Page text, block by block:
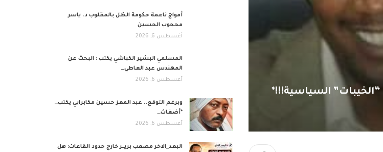
السياسية!!!*
أمواج ناعمة حكومة الظل بالمقلوب د. ياسر
محجوب الحسين
أغسطس 6, 2026
المسلمي البشير الكباشي يكتب : البحث عن
المهندس عبد العاطي…
أغسطس 6, 2026
وبرغم التوقع.. عبد المعز حسين مكابرابي يكتب…
*أضغاث…
أغسطس 6, 2026
البعد_الاخر مصعب بريــر خارج حدود القاعات: هل